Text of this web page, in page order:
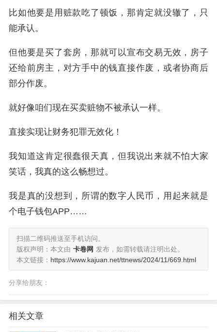
比如他要是用赃款吃了顿饭，那肯定就没辙了，只
能承认。
但他要是买了套房，那就可以宣布交易无效，房子
还给前房主，对方手中的钱直接作废，或者协商后
部分作废。
就好像咱们现在买卖赃物不被承认一样。
直接实现让财务犯罪无效化！
我知道这肯定很蠢很天真，但我说出来就不怕大家
笑话，我真的这么畅想过。
我是真的没想到，所谓的数字人民币，用起来就是
个电子钱包APP……
扫描二维码推送至手机访问。
版权声明：本文由 卡卷网 发布，如需转载请注明出处。
本文链接： https://www.kajuan.net/ttnews/2024/11/669.html
分享给朋友：
相关文章